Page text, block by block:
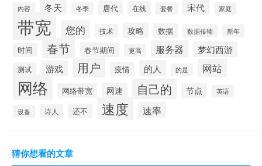
内容 冬天 冬季 唐代 在线 套餐 宋代 家庭
带宽 您的 技术 攻略 数据 数据传输 新年
时间 春节 春节期间 更高 服务器 梦幻西游
测试 游戏 用户 疫情 的人 的是 网站
网络 网络带宽 网速 自己的 节点 英语
设备 诗人 还不 速度 速率
猜你想看的文章